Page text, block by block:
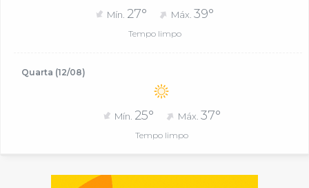
Mín. 27° Máx. 39°
Tempo limpo
Quarta (12/08)
Mín. 25° Máx. 37°
Tempo limpo